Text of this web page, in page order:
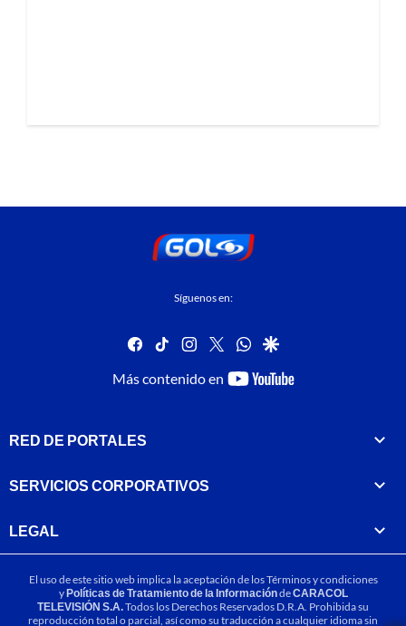
Síguenos en:
facebook
tiktok instagram
twitterwhatsapp
google
Más contenido en
youtube-
RED DE PORTALES
SERVICIOS CORPORATIVOS
LEGAL
El uso de este sitio web implica la aceptación de losTérminos y condiciones
yPolíticas de Tratamiento de la InformacióndeCARACOL
TELEVISIÓN S.A.Todos los Derechos Reservados D.R.A. Prohibida su
reproducción total o parcial, así como su traducción a cualquier idioma sin